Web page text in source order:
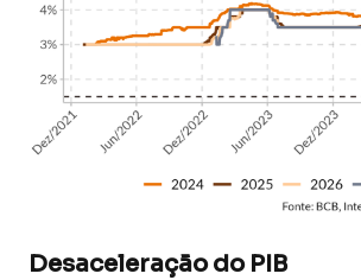
Desaceleração do PIB